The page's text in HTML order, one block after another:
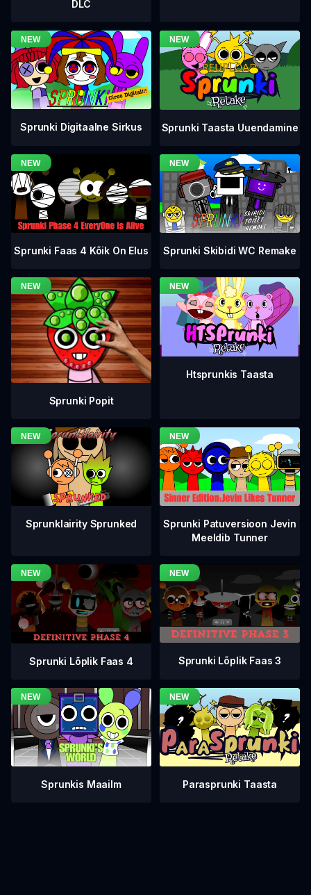
DLC
Sprunki Digitaalne Sirkus Sprunki Taasta Uuendamine
Sprunki Faas 4 Kõik On Elus Sprunki Skibidi WC Remake
Sprunki Popit
Htsprunkis Taasta
Sprunklairity Sprunked
Sprunki Patuversioon Jevin
Meeldib Tunner
Sprunki Lõplik Faas 4 Sprunki Lõplik Faas 3
Sprunkis Maailm Parasprunki Taasta